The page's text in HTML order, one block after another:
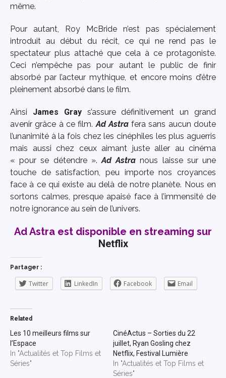
même.
Pour autant, Roy McBride n’est pas spécialement
introduit au début du récit, ce qui ne rend pas le
spectateur plus attaché que cela à ce protagoniste.
Ceci n’empêche pas pour autant le public de finir
absorbé par l’acteur mythique, et encore moins d’être
pleinement absorbé dans le film.
Ainsi James Grays’assure définitivement un grand
avenir grâce à ce film. Ad Astrafera sans aucun doute
l’unanimité à la fois chez les cinéphiles les plus aguerris
mais aussi chez ceux aimant juste aller au cinéma
« pour se détendre ». Ad Astra nous laisse sur une
touche de satisfaction, peu importe nos croyances
face à ce qui existe au delà de notre planète. Nous en
sortons calmes, presque apaisé face à l’immensité de
notre ignorance au sein de l’univers.
Ad Astra est disponible en streaming sur
Netflix
Partager :
Twitter LinkedIn Facebook Email
Related
Les 10 meilleurs films sur
l’Espace
In "Actualités et Top Films et
Séries"
CinéActus – Sorties du 22
juillet, Ryan Gosling chez
Netflix, Festival Lumière
In "Actualités et Top Films et
Séries"